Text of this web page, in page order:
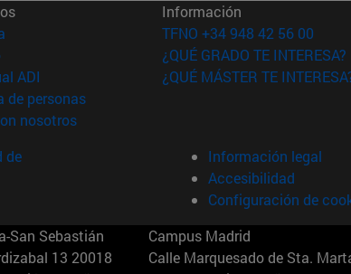
(abre en nueva ventana)
(abre en nueva ventana)
ADI (abre en nueva ventana)
de personas(abre en nueva ventana)
nosotros(abre en nueva ventana)
Información
TFNO +34 948 42 56 00
¿QUÉ GRADO TE INTERESA?
¿QUÉ MÁSTER TE
de
Información legal
Accesibilidad
Configuración de
San Sebastián
13 20018
Campus Madrid
Calle Marquesado de Sta.